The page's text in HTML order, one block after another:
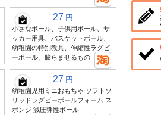
27 円
小さなボール、子供用ボール、サ
ッカー用具、バスケットボール、
幼稚園の特別教具、伸縮性ラグビ
ーボール、膨らませるもの
27 円
幼稚園児用ミニおもちゃ ソフトソ
リッドラグビーボールフォーム ス
ポンジ 減圧弾性ボール